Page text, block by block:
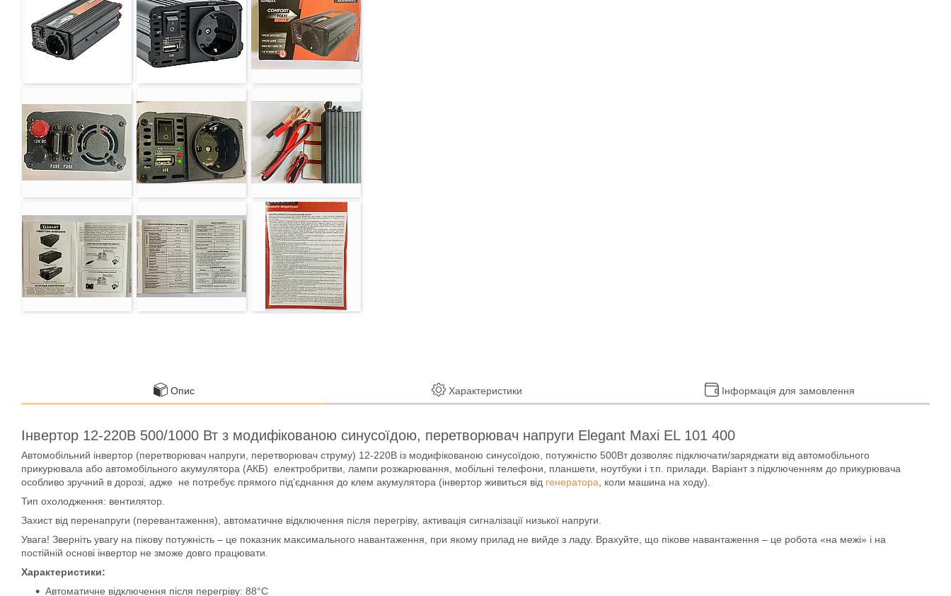
Опис Характеристики Інформація для замовлення
Інвертор 12-220В 500/1000 Вт з модифікованою синусоїдою, перетворювач напруги Elegant Maxi EL 101 400
Автомобільний інвертор (перетворювач напруги, перетворювач струму) 12-220В із модифікованою синусоїдою, потужністю 500Вт дозволяє підключати/заряджати від автомобільного
прикурювала або автомобільного акумулятора (АКБ) електробритви, лампи розжарювання, мобільні телефони, планшети, ноутбуки і т.п. прилади. Варіант з підключенням до прикурювача
особливо зручний в дорозі, адже не потребує прямого під’єднання до клем акумулятора (інвертор живиться від генератора , коли машина на ходу).
Тип охолодження: вентилятор.
Захист від перенапруги (перевантаження), автоматичне відключення після перегріву, активація сигналізації низької напруги.
Увага! Зверніть увагу на пікову потужність – це показник максимального навантаження, при якому прилад не вийде з ладу. Врахуйте, що пікове навантаження – це робота «на межі» і на
постійній основі інвертор не зможе довго працювати.
Характеристики:
Автоматичне відключення після перегріву: 88°C